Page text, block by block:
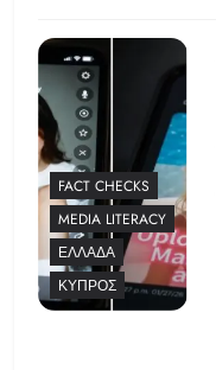
FACT CHECKS
MEDIA LITERACY
ΕΛΛΆΔΑ
ΚΎΠΡΟΣ